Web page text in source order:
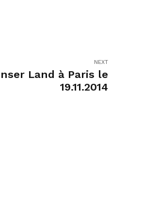
NEXT
Land à Paris le
19.11.2014